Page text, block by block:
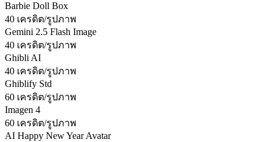
Barbie Doll Box
40 เครดิต/รูปภาพ
Gemini 2.5 Flash Image
40 เครดิต/รูปภาพ
Ghibli AI
40 เครดิต/รูปภาพ
Ghiblify Std
60 เครดิต/รูปภาพ
Imagen 4
60 เครดิต/รูปภาพ
AI Happy New Year Avatar